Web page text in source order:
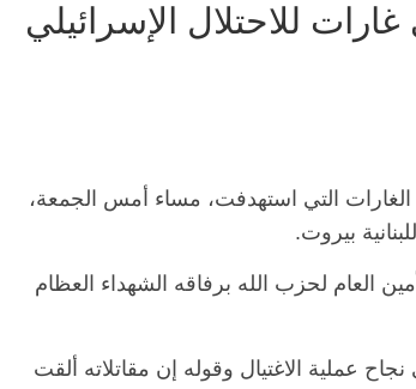
للاحتلال الإسرائيلي
الغارات التي استهدفت، مساء أمس الجمعة،
بيروت.
العام لحزب الله برفاقه الشهداء العظام
عملية الاغتيال وقوله إن مقاتلاته ألقت